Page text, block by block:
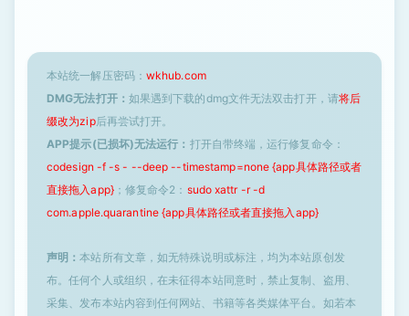
本站统一解压密码： wkhub.com
DMG无法打开： 如果遇到下载的dmg文件无法双击打开，请将后
缀改为zip后再尝试打开。
APP提示(已损坏)无法运行： 打开自带终端，运行修复命令：
codesign -f -s - --deep --timestamp=none {app具体路径或者
直接拖入app}；修复命令2： sudo xattr -r -d
com.apple.quarantine {app具体路径或者直接拖入app}
声明：本站所有文章，如无特殊说明或标注，均为本站原创发
布。任何个人或组织，在未征得本站同意时，禁止复制、盗用、
采集、发布本站内容到任何网站、书籍等各类媒体平台。如若本